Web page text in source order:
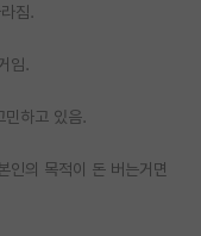
짐.
임.
민하고 있음.
인의 목적이 돈 버는거면